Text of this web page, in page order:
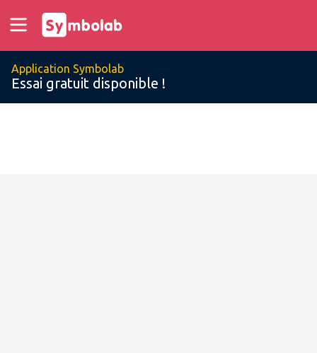
Application Symbolab
Essai gratuit disponible !